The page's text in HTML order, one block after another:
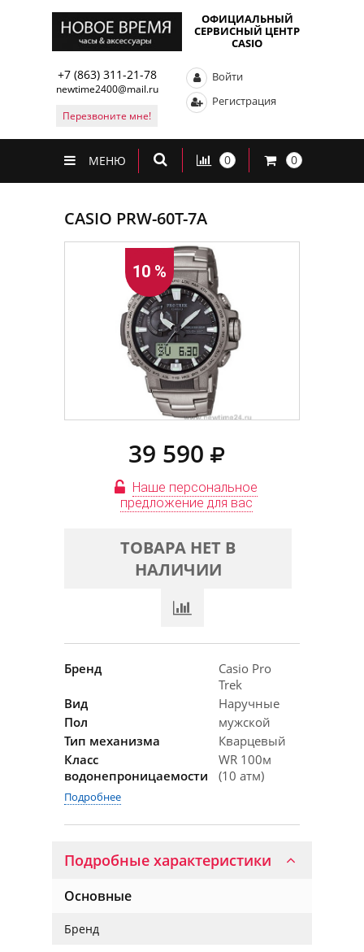
ОФИЦИАЛЬНЫЙ
СЕРВИСНЫЙ ЦЕНТР
CASIO
+7 (863) 311-21-78
newtime2400@mail.ru
Перезвоните мне!
Войти
Регистрация
МЕНЮ 0 0
CASIO PRW-60T-7A
10 %
39 590
Наше персональное
предложение для вас
ТОВАРА НЕТ В
НАЛИЧИИ
Бренд
Casio Pro
Trek
Вид
Наручные
Пол
мужской
Тип механизма
Кварцевый
Класс
водонепроницаемости
WR 100м
(10 атм)
Подробнее
Подробные характеристики
Основные
Бренд